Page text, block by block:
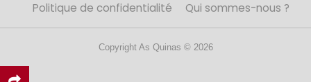
Politique de confidentialité
Qui sommes-nous ?
Copyright As Quinas © 2026